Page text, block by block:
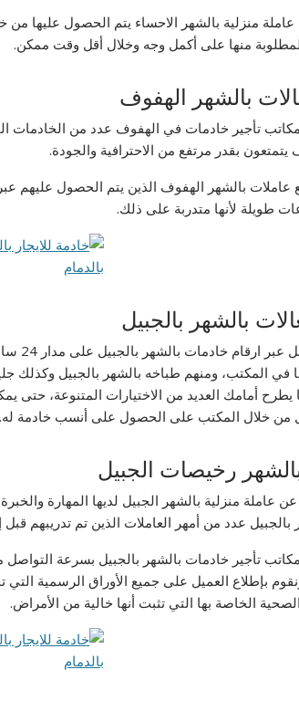
منزلية بالشهر الاحساء يتم الحصول عليها من
منها على أكمل وجه وخلال أقل وقت ممكن.
بالشهر الهفوف
تأجير خادمات في الهفوف عدد من الخادمات
يتمتعون بقدر مرتفع من الاحترافية والجودة.
عاملات بالشهر الهفوف الذين يتم الحصول عليهم
طويلة لأنها متدربة على ذلك.
بالشهر بالجبيل
في المكتب، ومنهم طباخه بالشهر بالجبيل وكذلك
يطرح أمامك العديد من الاختيارات المتنوعة،
من خلال المكتب على الحصول على أنسب خادمة له.
رخيصات الجبيل
عاملة منزلية بالشهر الجبيل لديها المهارة
بالجبيل عدد من أمهر العاملات الذين تم تدريبهم
تأجير خادمات بالشهر بالجبيل بسرعة
بإطلاع العميل على جميع الأوراق الرسمية
الخاصة بها التي تثبت أنها خالية من الأمراض.